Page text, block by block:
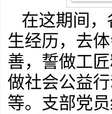
在这期间
生经历，去
善，誓做工
做社会公益
等。支部党